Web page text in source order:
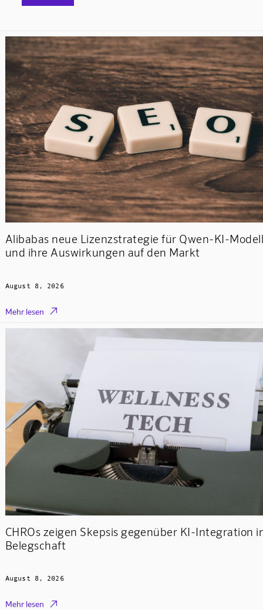
Alibabas neue Lizenzstrategie für Qwen-KI-
und ihre Auswirkungen auf den Markt
August 8, 2026
Mehr lesen 
CHROs zeigen Skepsis gegenüber KI-Integration
Belegschaft
August 8, 2026
Mehr lesen 